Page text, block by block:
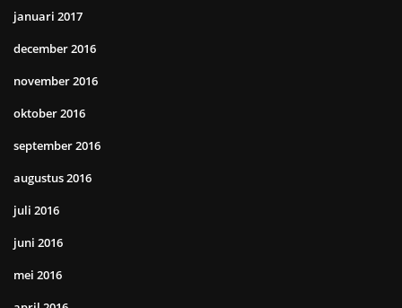
januari 2017
december 2016
november 2016
oktober 2016
september 2016
augustus 2016
juli 2016
juni 2016
mei 2016